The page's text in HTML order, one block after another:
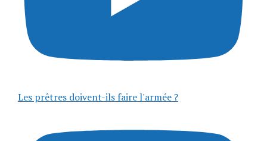
Les prêtres doivent-ils faire l'armée ?